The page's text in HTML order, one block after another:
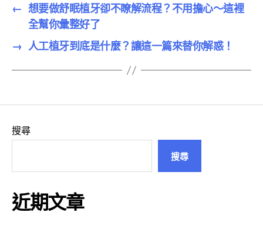
← 想要做舒眠植牙卻不瞭解流程？不用擔心～這裡
全幫你彙整好了
→ 人工植牙到底是什麼？讓這一篇來替你解惑！
搜尋
搜尋
近期文章